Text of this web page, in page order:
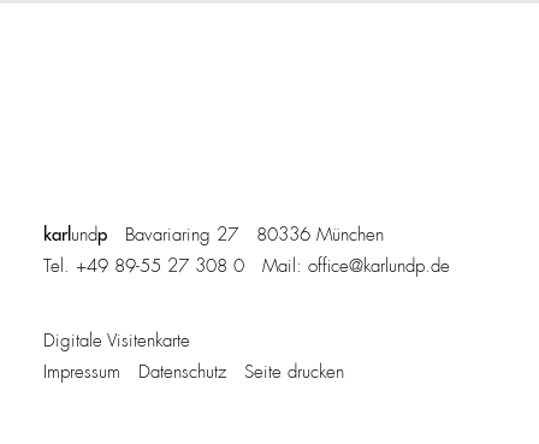
karl undp Bavariaring 27 80336 München
Tel. +49 89-55 27 308 0 Mail: office@karlundp.de
Digitale Visitenkarte
Impressum
Datenschutz Seite drucken